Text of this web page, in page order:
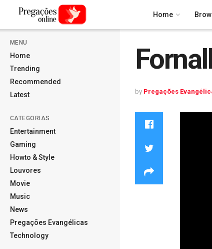
MENU
Home
Trending
Recommended
Latest
CATEGORIAS
Entertainment
Gaming
Howto & Style
Louvores
Movie
Music
News
Pregações Evangélicas
Technology
Home
by Pregações